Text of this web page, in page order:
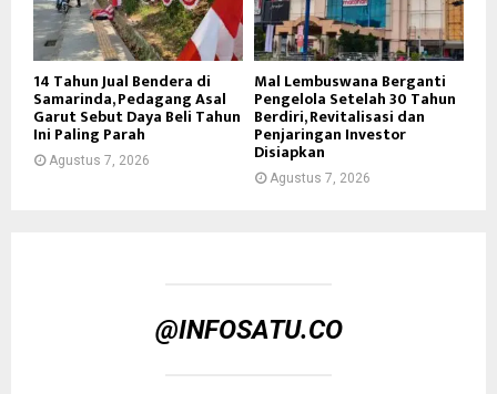
14 Tahun Jual Bendera di
Samarinda, Pedagang Asal
Garut Sebut Daya Beli Tahun
Ini Paling Parah
Agustus 7, 2026
Mal Lembuswana Berganti
Pengelola Setelah 30 Tahun
Berdiri, Revitalisasi dan
Penjaringan Investor
Disiapkan
Agustus 7, 2026
@INFOSATU.CO